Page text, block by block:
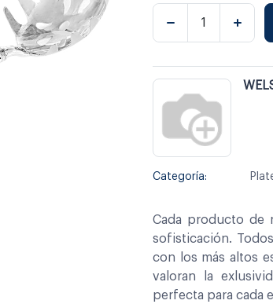
Categoría:
Cada producto de
sofisticación.
con los más altos
valoran la
perfecta para cada